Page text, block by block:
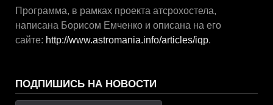
Программа, в рамках проекта атсрохостела,
написана Борисом Емченко и описана на его
сайте: http://www.astromania.info/articles/iqp.
ПОДПИШИСЬ НА НОВОСТИ